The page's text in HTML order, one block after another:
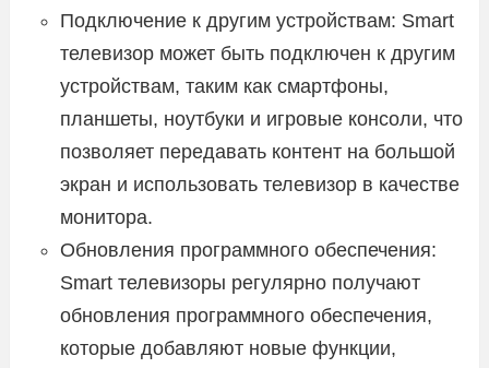
Подключение к другим устройствам: Smart
телевизор может быть подключен к другим
устройствам, таким как смартфоны,
планшеты, ноутбуки и игровые консоли, что
позволяет передавать контент на большой
экран и использовать телевизор в качестве
монитора.
Обновления программного обеспечения:
Smart телевизоры регулярно получают
обновления программного обеспечения,
которые добавляют новые функции,